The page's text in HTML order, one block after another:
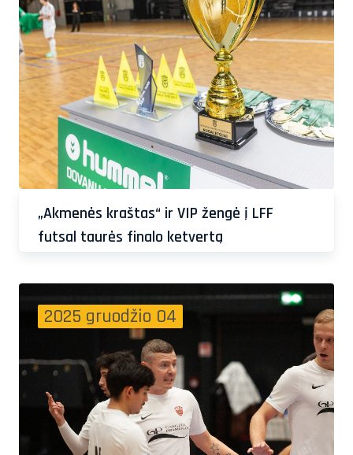
„Akmenės kraštas“ ir VIP žengė į LFF
futsal taurės finalo ketvertą
2025 gruodžio 04